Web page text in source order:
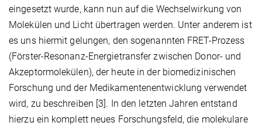
eingesetzt wurde, kann nun auf die Wechselwirkung von
Molekülen und Licht übertragen werden. Unter anderem ist
es uns hiermit gelungen, den sogenannten FRET-Prozess
(Förster-Resonanz-Energietransfer zwischen Donor- und
Akzeptormolekülen), der heute in der biomedizinischen
Forschung und der Medikamentenentwicklung verwendet
wird, zu beschreiben [3]. In den letzten Jahren entstand
hierzu ein komplett neues Forschungsfeld, die molekulare